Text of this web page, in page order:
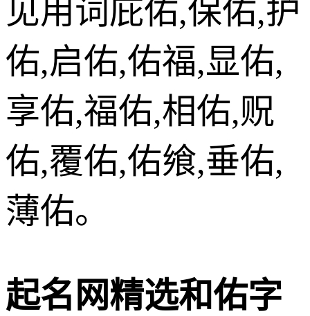
见用词庇佑,保佑,护
佑,启佑,佑福,显佑,
享佑,福佑,相佑,贶
佑,覆佑,佑飨,垂佑,
薄佑。
起名网精选和佑字